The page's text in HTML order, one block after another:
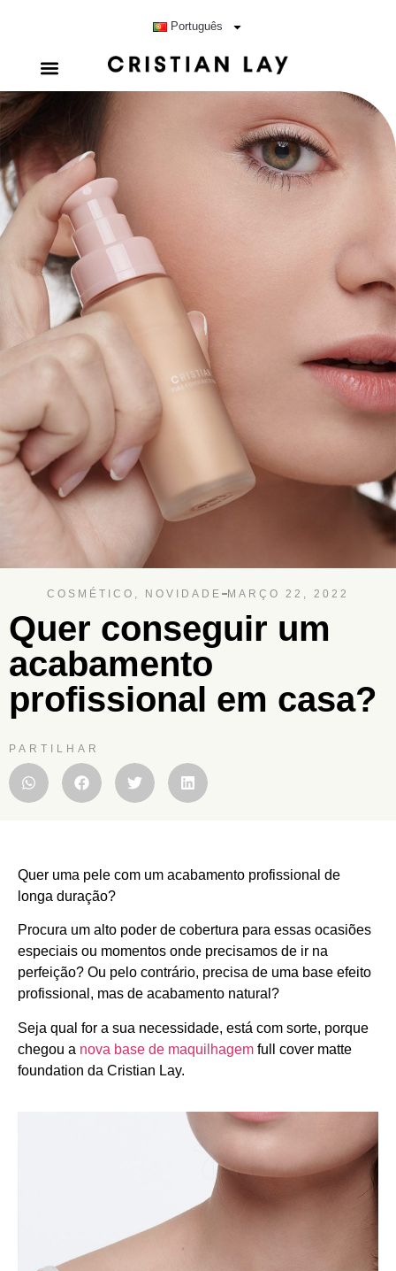
Português
COSMÉTICO , NOVIDADE MARÇO 22, 2022
Quer conseguir um
acabamento
profissional em casa?
PARTILHAR
Quer uma pele com um acabamento profissional de
longa duração?
Procura um alto poder de cobertura para essas ocasiões
especiais ou momentos onde precisamos de ir na
perfeição? Ou pelo contrário, precisa de uma base efeito
profissional, mas de acabamento natural?
Seja qual for a sua necessidade, está com sorte, porque
chegou a nova base de maquilhagem full cover matte
foundation da Cristian Lay.